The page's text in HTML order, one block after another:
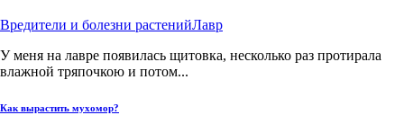
Вредители и болезни растенийЛавр
У меня на лавре появилась щитовка, несколько раз протирала
влажной тряпочкою и потом...
Как вырастить мухомор?